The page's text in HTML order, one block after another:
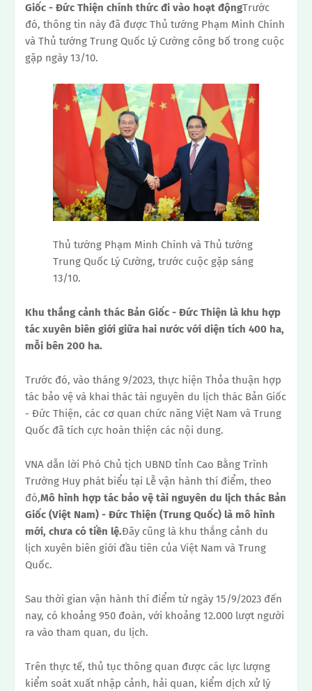
Giốc - Đức Thiện chính thức đi vào hoạt độngTrước
đó, thông tin này đã được Thủ tướng Phạm Minh Chính
và Thủ tướng Trung Quốc Lý Cường công bố trong cuộc
gặp ngày 13/10.
Thủ tướng Phạm Minh Chính và Thủ tướng
Trung Quốc Lý Cường, trước cuộc gặp sáng
13/10.
Khu thắng cảnh thác Bản Giốc - Đức Thiện là khu hợp
tác xuyên biên giới giữa hai nước với diện tích 400 ha,
mỗi bên 200 ha.
Trước đó, vào tháng 9/2023, thực hiện Thỏa thuận hợp
tác bảo vệ và khai thác tài nguyên du lịch thác Bản Giốc
- Đức Thiện, các cơ quan chức năng Việt Nam và Trung
Quốc đã tích cực hoàn thiện các nội dung.
VNA dẫn lời Phó Chủ tịch UBND tỉnh Cao Bằng Trình
Trường Huy phát biểu tại Lễ vận hành thí điểm, theo
đó,Mô hình hợp tác bảo vệ tài nguyên du lịch thác Bản
Giốc (Việt Nam) - Đức Thiện (Trung Quốc) là mô hình
mới, chưa có tiền lệ.Đây cũng là khu thắng cảnh du
lịch xuyên biên giới đầu tiên của Việt Nam và Trung
Quốc.
Sau thời gian vận hành thí điểm từ ngày 15/9/2023 đến
nay, có khoảng 950 đoàn, với khoảng 12.000 lượt người
ra vào tham quan, du lịch.
Trên thực tế, thủ tục thông quan được các lực lượng
kiểm soát xuất nhập cảnh, hải quan, kiểm dịch xử lý